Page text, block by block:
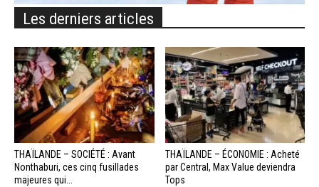
Les derniers articles
THAÏLANDE – SOCIÉTÉ : Avant
Nonthaburi, ces cinq fusillades
majeures qui...
THAÏLANDE – ÉCONOMIE : Acheté
par Central, Max Value deviendra
Tops